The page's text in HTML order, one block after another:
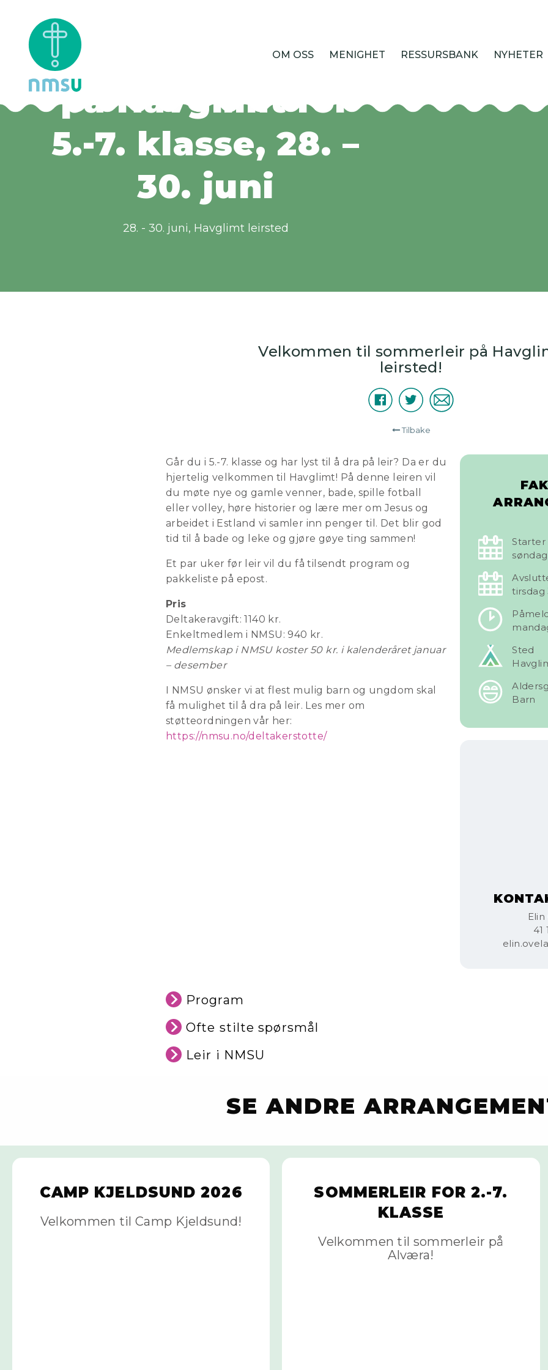
NYHETER
RESSURSBANK
MENIGHET
OM OSS
Sommerleir nr. 4
på Havglimt for
5.-7. klasse, 28. –
30. juni
28. - 30. juni Havglimt leirsted
Velkommen til sommerleir på
leirsted!
Del
FacebookTwitterE-
post
Tilbake
Starter
tirsdag
Sted
Barn
41
Går du i 5.-7. klasse og har lyst til å dra på leir? Da er du
hjertelig velkommen til Havglimt! På denne leiren vil
du møte nye og gamle venner, bade, spille fotball
eller volley, høre historier og lære mer om Jesus og
arbeidet i Estland vi samler inn penger til. Det blir god
tid til å bade og leke og gjøre gøye ting sammen!
Et par uker før leir vil du få tilsendt program og
pakkeliste på epost.
Pris
Deltakeravgift: 1140 kr.
Enkeltmedlem i NMSU: 940 kr.
Medlemskap i NMSU koster 50 kr. i kalenderåret januar
– desember
I NMSU ønsker vi at flest mulig barn og ungdom skal
få mulighet til å dra på leir. Les mer om
støtteordningen vår her:
https://nmsu.no/deltakerstotte/
Program
Ofte stilte spørsmål
Leir i NMSU
SE ANDRE
CAMP KJELDSUND 2026
Velkommen til Camp Kjeldsund!
SOMMERLEIR FOR 2.-7.
KLASSE
Velkommen til sommerleir på
Alværa!